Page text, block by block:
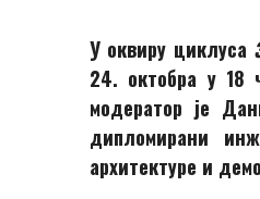
У оквиру циклуса
24. октобра у 18
модератор је
дипломирани
архитектуре и